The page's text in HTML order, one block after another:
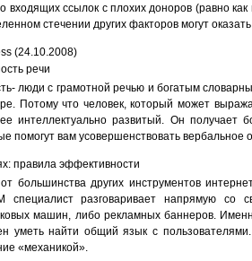
входящих ссылок с плохих доноров (равно
стечении других факторов могут
(24.10.2008)
речи
люди с грамотной речью и богатым
Потому что человек, который может
интеллектуально развитый. Он получает
помогут вам усовершенствовать
правила эффективности
большинства других инструментов
разговаривает напрямую со
машин, либо рекламных баннеров.
уметь найти общий язык с
«механикой».